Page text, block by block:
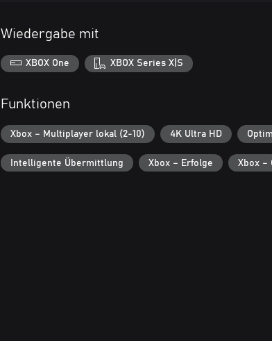
Wiedergabe mit
XBOX One XBOX Series X|S
Funktionen
Xbox – Multiplayer lokal (2-10) 4K Ultra HD
Intelligente Übermittlung Xbox – Erfolge Xbox –